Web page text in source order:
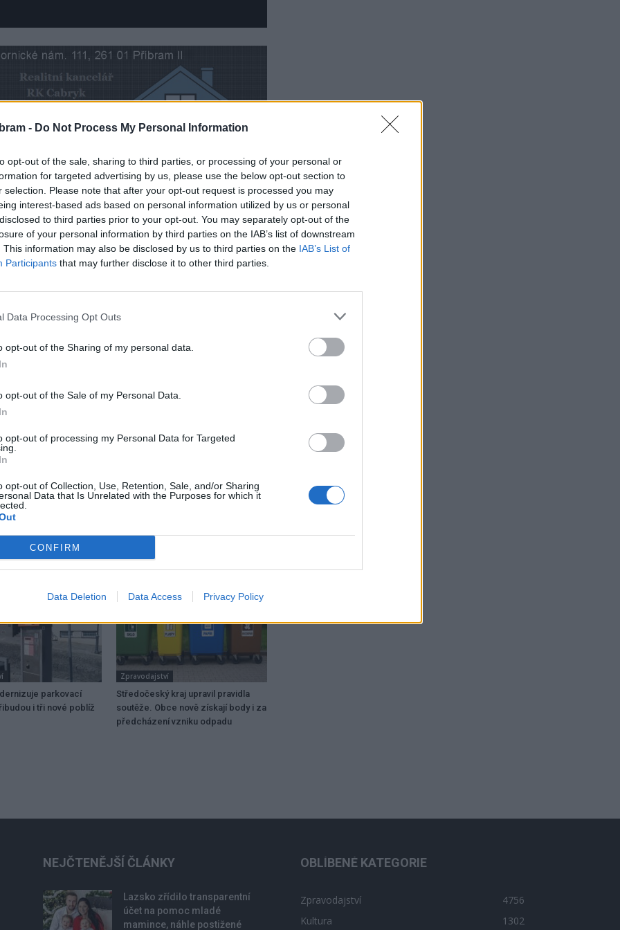
- Do Not Process My Personal Information
opt-out of the sale, sharing to third parties, or processing of your personal or
for targeted advertising by us, please use the below opt-out section to
selection. Please note that after your opt-out request is processed you may
interest-based ads based on personal information utilized by us or personal
to third parties prior to your opt-out. You may separately opt-out of the
of your personal information by third parties on the IAB’s list of downstream
This information may also be disclosed by us to third parties on the IAB’s List of
Participants that may further disclose it to other third parties.
Data Processing Opt Outs
opt-out of the Sharing of my personal data.
opt-out of the Sale of my Personal Data.
opt-out of processing my Personal Data for Targeted
opt-out of Collection, Use, Retention, Sale, and/or Sharing
Data that Is Unrelated with the Purposes for which it
CONFIRM
Data Deletion Data Access Privacy Policy
v rekordním čase zhruba hodiny a půl. Svým
zatím nejkratším zastupitelstvem v historii města.
starostu i člena opozice.
se dívají na výkup či prodej městských pozemků nebo
To se dovíte v naší reportáži.
Následující článek
Velikonoce v hornickém domku
parkovací
i tři nové poblíž
Zpravodajství
Středočeský kraj upravil pravidla
soutěže. Obce nově získají body i za
předcházení vzniku odpadu
NEJČTENĚJŠÍ ČLÁNKY
Lazsko zřídilo transparentní
účet na pomoc mladé
mamince, náhle postižené
OBLÍBENÉ KATEGORIE
Zpravodajství
4756
Kultura
1302